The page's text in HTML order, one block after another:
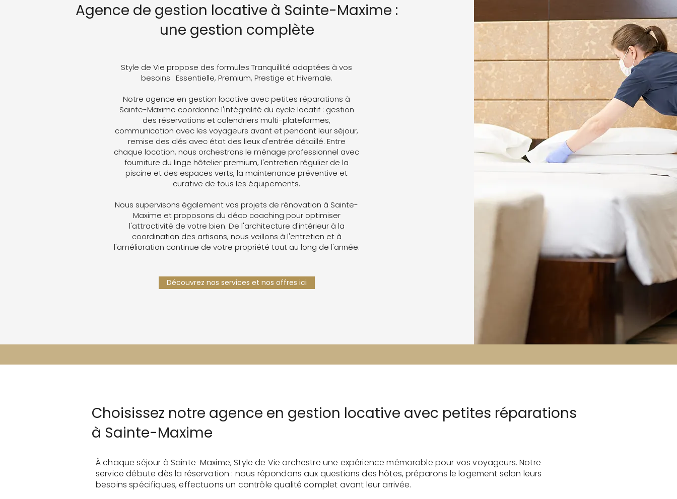
Agence de gestion locative à Sainte-Maxime :
une gestion complète
Style de Vie propose des formules Tranquillité adaptées à vos
besoins : Essentielle, Premium, Prestige et Hivernale.
Notre agence en gestion locative avec petites réparations à
Sainte-Maxime coordonne l'intégralité du cycle locatif : gestion
des réservations et calendriers multi-plateformes,
communication avec les voyageurs avant et pendant leur séjour,
remise des clés avec état des lieux d'entrée détaillé. Entre
chaque location, nous orchestrons le ménage professionnel avec
fourniture du linge hôtelier premium, l'entretien régulier de la
piscine et des espaces verts, la maintenance préventive et
curative de tous les équipements.
Nous supervisons également vos projets de rénovation à Sainte-
Maxime et proposons du déco coaching pour optimiser
l'attractivité de votre bien. De l'architecture d'intérieur à la
coordination des artisans, nous veillons à l'entretien et à
l'amélioration continue de votre propriété tout au long de l'année.
Découvrez nos services et nos offres ici
Choisissez notre agence en gestion locative avec petites réparations
à Sainte-Maxime
À chaque séjour à Sainte-Maxime, Style de Vie orchestre une expérience mémorable pour vos voyageurs. Notre
service débute dès la réservation : nous répondons aux questions des hôtes, préparons le logement selon leurs
besoins spécifiques, effectuons un contrôle qualité complet avant leur arrivée.